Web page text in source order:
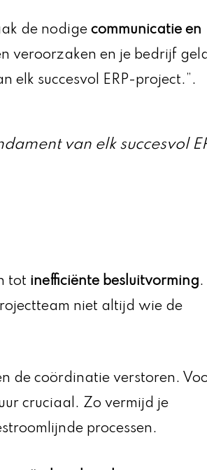
de nodige communicatie en
veroorzaken en je bedrijf
elk succesvol ERP-project.”.
van elk succesvol
tot inefficiënte besluitvorming
niet altijd wie de
de coördinatie verstoren.
cruciaal. Zo vermijd je
processen.